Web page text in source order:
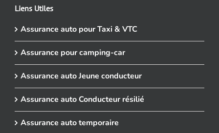
Liens Utiles
Assurance auto pour Taxi & VTC
Assurance pour camping-car
Assurance auto Jeune conducteur
Assurance auto Conducteur résilié
Assurance auto temporaire